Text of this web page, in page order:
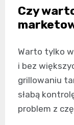
Czy
Warto tylko
i bez
grillowaniu
słabą
problem z